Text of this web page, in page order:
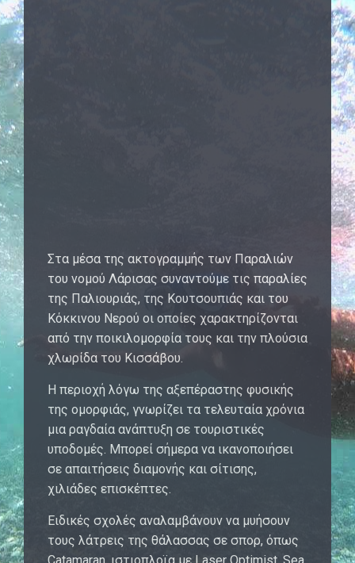
Στα μέσα της ακτογραμμής των Παραλιών
του νομού Λάρισας συναντούμε τις παραλίες
της Παλιουριάς, της Κουτσουπιάς και του
Κόκκινου Νερού οι οποίες χαρακτηρίζονται
από την ποικιλομορφία τους και την πλούσια
χλωρίδα του Κισσάβου.
Η περιοχή λόγω της αξεπέραστης φυσικής
της ομορφιάς, γνωρίζει τα τελευταία χρόνια
μια ραγδαία ανάπτυξη σε τουριστικές
υποδομές. Μπορεί σήμερα να ικανοποιήσει
σε απαιτήσεις διαμονής και σίτισης,
χιλιάδες επισκέπτες.
Ειδικές σχολές αναλαμβάνουν να μυήσουν
τους λάτρεις της θάλασσας σε σπορ, όπως